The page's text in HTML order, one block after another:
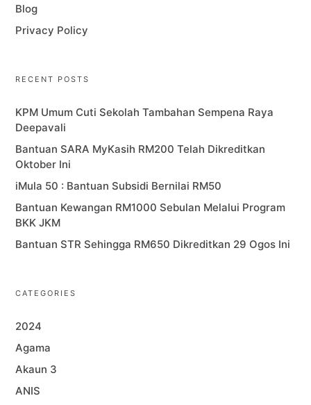
Blog
Privacy Policy
RECENT POSTS
KPM Umum Cuti Sekolah Tambahan Sempena Raya
Deepavali
Bantuan SARA MyKasih RM200 Telah Dikreditkan
Oktober Ini
iMula 50 : Bantuan Subsidi Bernilai RM50
Bantuan Kewangan RM1000 Sebulan Melalui Program
BKK JKM
Bantuan STR Sehingga RM650 Dikreditkan 29 Ogos Ini
CATEGORIES
2024
Agama
Akaun 3
ANIS